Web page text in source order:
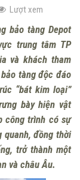
Lượt xem
bảo tàng Depot
trung tâm TP
và khách tham
tàng độc đáo
“bát kim loại”
bày hiện vật
công trình có sự
quanh, đồng thời
trở thành một
và châu Âu.